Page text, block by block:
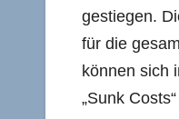
gestiegen.
für die
können sich
„Sunk